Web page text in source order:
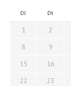
Dl Dt
1 2
8
9
15
16
22
23